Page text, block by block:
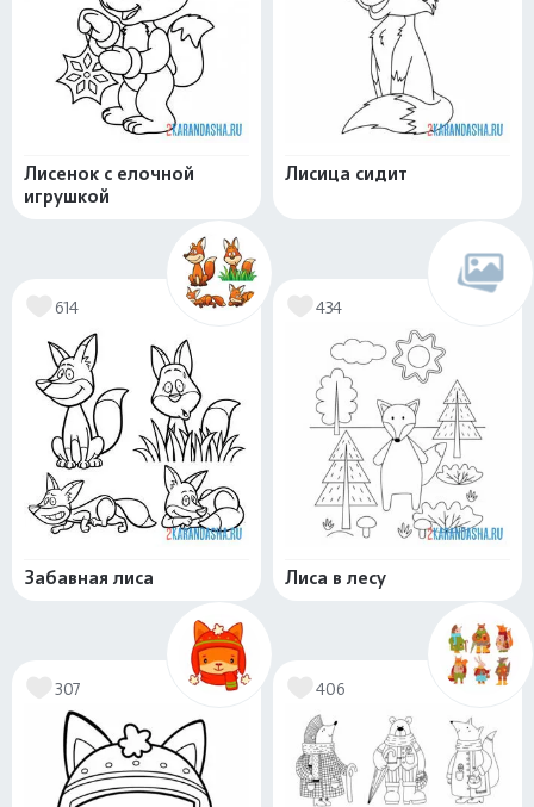
Лисенок с елочной
игрушкой
Лисица сидит
614
Забавная лиса
434
Лиса в лесу
307 406